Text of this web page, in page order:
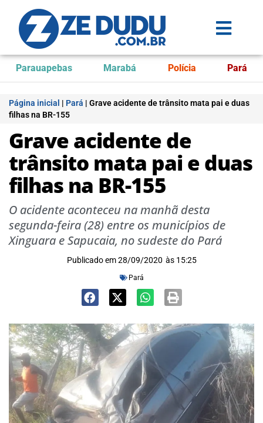
Parauapebas Marabá Polícia Pará
Página inicial | Pará | Grave acidente de trânsito mata pai e duas
filhas na BR-155
Grave acidente de
trânsito mata pai e duas
filhas na BR-155
O acidente aconteceu na manhã desta
segunda-feira (28) entre os municípios de
Xinguara e Sapucaia, no sudeste do Pará
Publicado em 28/09/2020 às 15:25
Pará